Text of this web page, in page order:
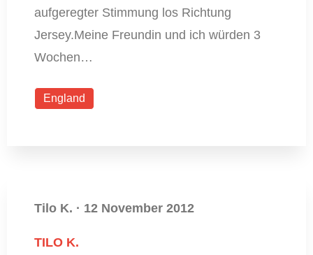
aufgeregter Stimmung los Richtung
Jersey.Meine Freundin und ich würden 3
Wochen…
England
Tilo K. · 12 November 2012
TILO K.